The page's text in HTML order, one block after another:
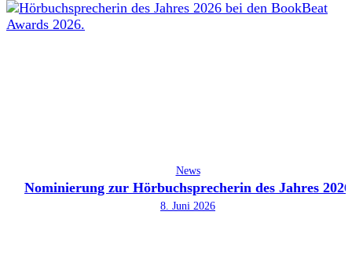
News
Nominierung zur Hörbuchsprecherin des Jahres 2026
8. Juni 2026